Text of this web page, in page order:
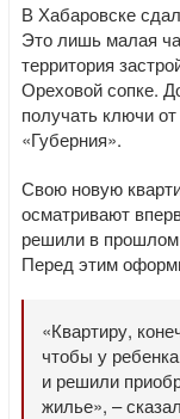
В Хабаровске
Это лишь малая
территория
Ореховой сопке.
получать ключи
«Губерния».
Свою новую
осматривают
решили в прошлом
Перед этим
«Квартиру,
чтобы у
и решили
жилье», –